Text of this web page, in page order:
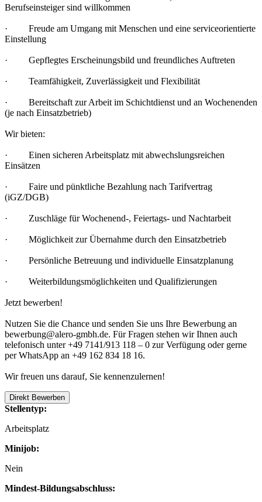
Berufseinsteiger sind willkommen
· Freude am Umgang mit Menschen und eine serviceorientierte
Einstellung
· Gepflegtes Erscheinungsbild und freundliches Auftreten
· Teamfähigkeit, Zuverlässigkeit und Flexibilität
· Bereitschaft zur Arbeit im Schichtdienst und an Wochenenden
(je nach Einsatzbetrieb)
Wir bieten:
· Einen sicheren Arbeitsplatz mit abwechslungsreichen
Einsätzen
· Faire und pünktliche Bezahlung nach Tarifvertrag
(iGZ/DGB)
· Zuschläge für Wochenend-, Feiertags- und Nachtarbeit
· Möglichkeit zur Übernahme durch den Einsatzbetrieb
· Persönliche Betreuung und individuelle Einsatzplanung
· Weiterbildungsmöglichkeiten und Qualifizierungen
Jetzt bewerben!
Nutzen Sie die Chance und senden Sie uns Ihre Bewerbung an
bewerbung@alero-gmbh.de. Für Fragen stehen wir Ihnen auch
telefonisch unter +49 7141/913 118 – 0 zur Verfügung oder gerne
per WhatsApp an +49 162 834 18 16.
Wir freuen uns darauf, Sie kennenzulernen!
Direkt Bewerben
Stellentyp:
Arbeitsplatz
Minijob:
Nein
Mindest-Bildungsabschluss: